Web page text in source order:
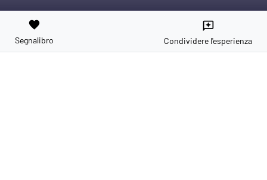
favorite
Segnalibro
reviews
Condividere l'esperienza